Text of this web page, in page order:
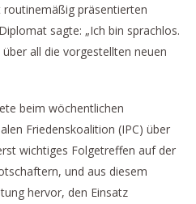
routinemäßig präsentierten
sagte: „Ich bin sprachlos.
all die vorgestellten neuen
beim wöchentlichen
Friedenskoalition (IPC) über
wichtiges Folgetreffen auf der
und aus diesem
hervor, den Einsatz